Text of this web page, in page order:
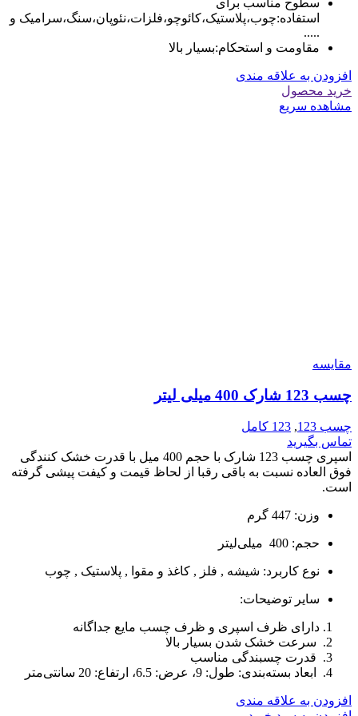
سطوح مناسب برای
استفاده:چوب،پلاستیک،کائوچو،فلزات،نئوپان،سنگ،سرامیک و
.....
مقاومت و استحکام:بسیار بالا
افزودن به علاقه مندی
خرید محصول
مشاهده سریع
مقایسه
چسب 123 شارک 400 میلی لیتر
چسب 123 , 123 کامل
تماس بگیرید
اسپری چسب 123 شارک با حجم 400 میل با قدرت خشک کنندگی
فوق العاده نسبت به باقی رقبا از لحاظ قیمت و کیفت پیشی گرفته
است.
وزن: 447 گرم
حجم: 400 میلی‌لیتر
نوع کاربرد: شیشه , فلز , کاغذ و مقوا , پلاستیک , چوب
سایر توضیحات:
دارای ظرف اسپری و ظرف چسب مایع جداگانه
سرعت خشک شدن بسیار بالا
قدرت چسبندگی مناسب
ابعاد بسته‌بندی: طول: 9، عرض: 6.5، ارتفاع: 20 سانتی‌متر
افزودن به علاقه مندی